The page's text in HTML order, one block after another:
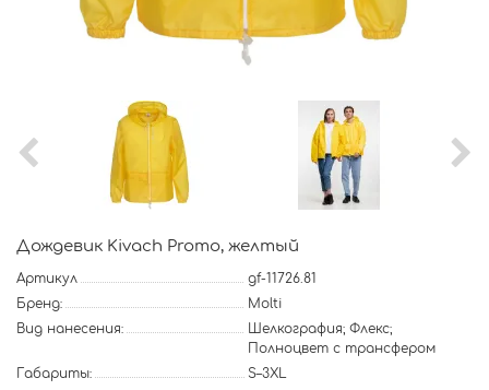
Дождевик Kivach Promo, желтый
Артикул
gf-11726.81
Бренд:
Molti
Вид нанесения:
Шелкография; Флекс;
Полноцвет с трансфером
Габариты:
S–3XL